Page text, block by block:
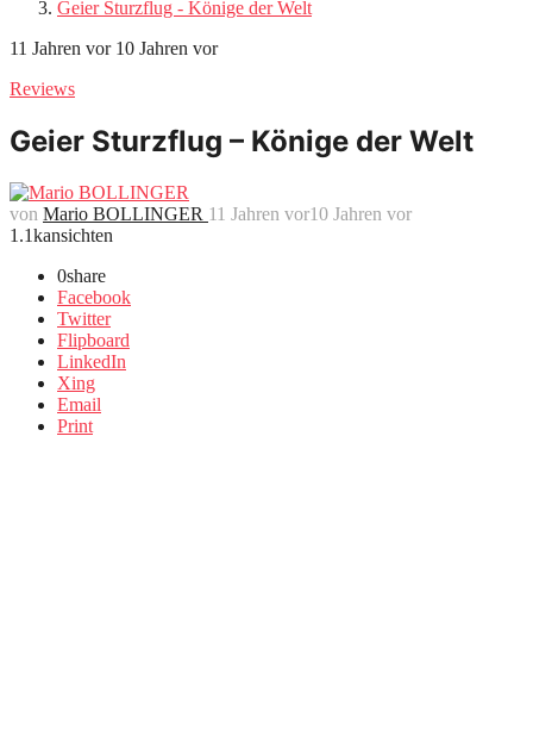
Geier Sturzflug - Könige der Welt
11 Jahren vor 10 Jahren vor
Reviews
Geier Sturzflug – Könige der Welt
von Mario BOLLINGER 11 Jahren vor10 Jahren vor
1.1kansichten
0share
Facebook
Twitter
Flipboard
LinkedIn
Xing
Email
Print